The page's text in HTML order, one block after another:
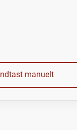
Indtast manuelt